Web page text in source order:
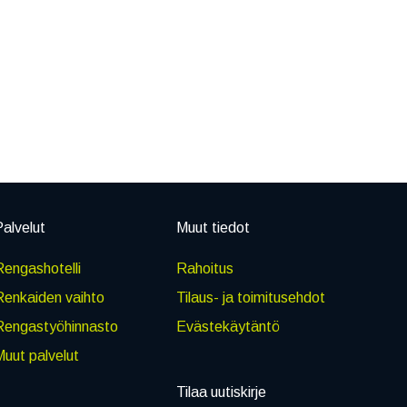
vaihto
palvelut
Muut tiedot
Rahoitus
Tilaus- ja toimitusehdot
Evästekäytäntö
Tilaa uutiskirje